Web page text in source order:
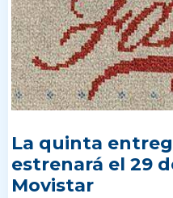
La quinta
estrenará el 29
Movistar